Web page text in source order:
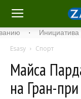
· Инициатива
Esasy Спорт
Майса
на Гран-